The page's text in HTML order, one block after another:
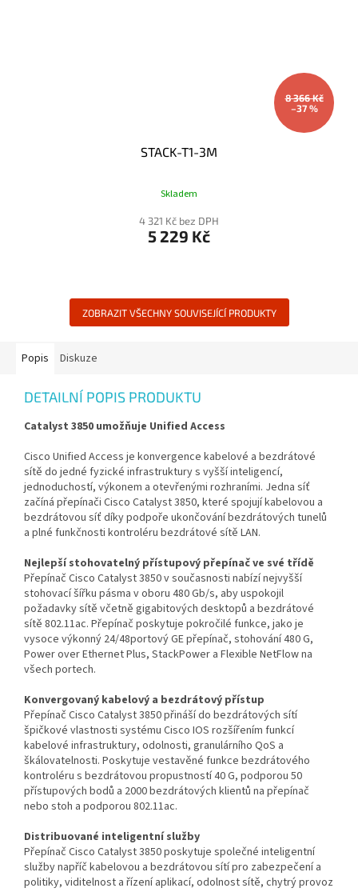
8 366 Kč
–37 %
STACK-T1-3M
Skladem
4 321 Kč bez DPH
5 229 Kč
ZOBRAZIT VŠECHNY SOUVISEJÍCÍ PRODUKTY
Popis Diskuze
DETAILNÍ POPIS PRODUKTU
Catalyst 3850 umožňuje Unified Access
Cisco Unified Access je konvergence kabelové a bezdrátové
sítě do jedné fyzické infrastruktury s vyšší inteligencí,
jednoduchostí, výkonem a otevřenými rozhraními. Jedna síť
začíná přepínači Cisco Catalyst 3850, které spojují kabelovou a
bezdrátovou síť díky podpoře ukončování bezdrátových tunelů
a plné funkčnosti kontroléru bezdrátové sítě LAN.
Nejlepší stohovatelný přístupový přepínač ve své třídě
Přepínač Cisco Catalyst 3850 v současnosti nabízí nejvyšší
stohovací šířku pásma v oboru 480 Gb/s, aby uspokojil
požadavky sítě včetně gigabitových desktopů a bezdrátové
sítě 802.11ac. Přepínač poskytuje pokročilé funkce, jako je
vysoce výkonný 24/48portový GE přepínač, stohování 480 G,
Power over Ethernet Plus, StackPower a Flexible NetFlow na
všech portech.
Konvergovaný kabelový a bezdrátový přístup
Přepínač Cisco Catalyst 3850 přináší do bezdrátových sítí
špičkové vlastnosti systému Cisco IOS rozšířením funkcí
kabelové infrastruktury, odolnosti, granulárního QoS a
škálovatelnosti. Poskytuje vestavěné funkce bezdrátového
kontroléru s bezdrátovou propustností 40 G, podporou 50
přístupových bodů a 2000 bezdrátových klientů na přepínač
nebo stoh a podporou 802.11ac.
Distribuované inteligentní služby
Přepínač Cisco Catalyst 3850 poskytuje společné inteligentní
služby napříč kabelovou a bezdrátovou sítí pro zabezpečení a
politiky, viditelnost a řízení aplikací, odolnost sítě, chytrý provoz